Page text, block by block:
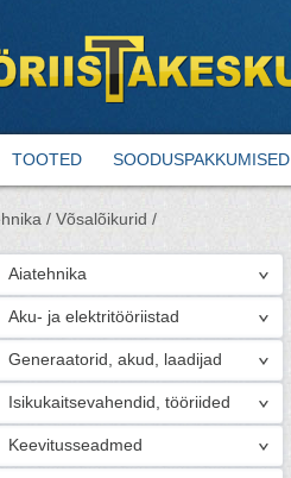
TOOTED SOODUSPAKKUMISED
/ Võsalõikurid /
Aiatehnika
Aku- ja elektritööriistad
Generaatorid, akud, laadijad
Isikukaitsevahendid, tööriided
Keevitusseadmed